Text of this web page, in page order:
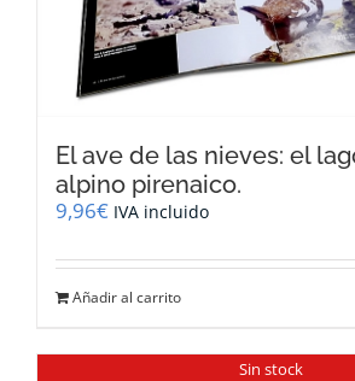
El ave de las nieves: el
alpino pirenaico.
9,96€ IVA incluido
Añadir al carrito
Sin stock